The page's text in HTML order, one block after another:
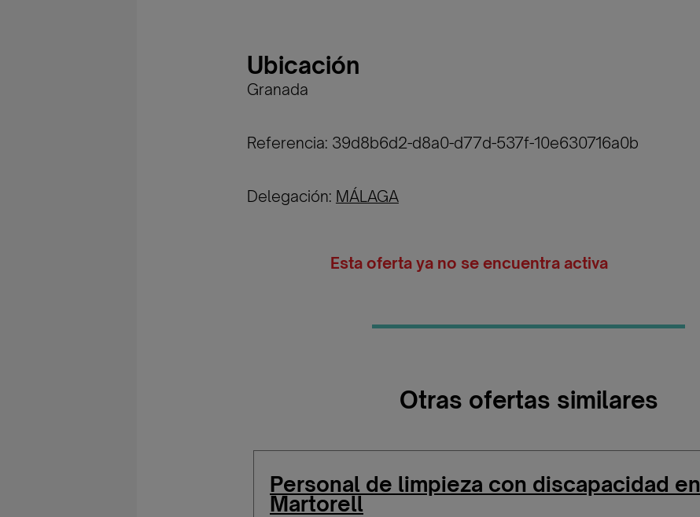
Ubicación
Granada
Referencia: 39d8b6d2-d8a0-d77d-537f-10e630716a0b
Delegación: MÁLAGA
Esta oferta ya no se encuentra activa
Otras ofertas similares
Personal de limpieza con discapacidad en
Martorell